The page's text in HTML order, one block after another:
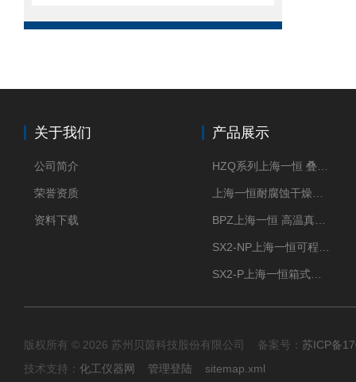
关于我们
公司简介
荣誉资质
资料下载
产品展示
版权所有 © 2026 苏州贝茵科技股份有限公司 备案号： 苏ICP备
技术支持： 化工仪器网 管理登陆 sitemap.xml